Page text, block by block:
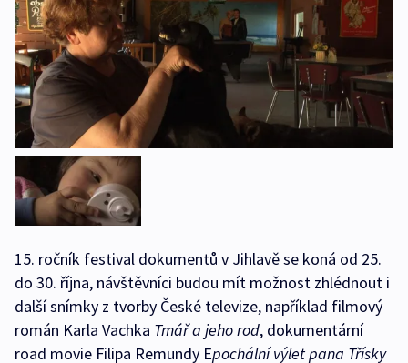
15. ročník festival dokumentů v Jihlavě se koná od 25.
do 30. října, návštěvníci budou mít možnost zhlédnout i
další snímky z tvorby České televize, například filmový
román Karla Vachka Tmář a jeho rod, dokumentární
road movie Filipa Remundy Epochální výlet pana Třísky